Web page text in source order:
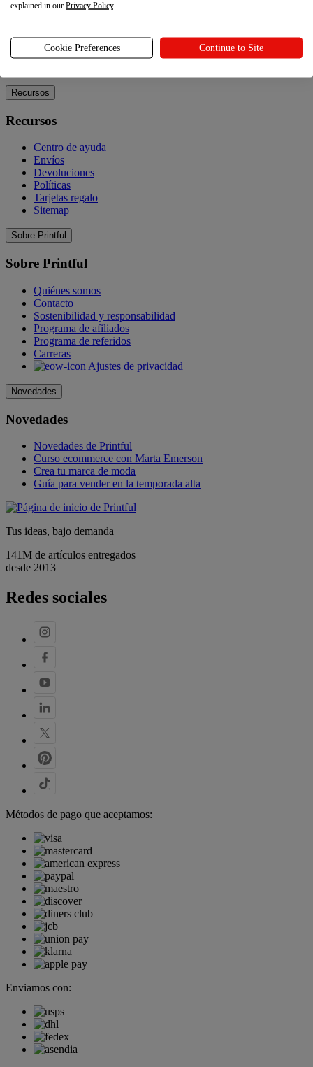
Explora
Blog
Tutoriales Printful
Recursos
Recursos
Centro de ayuda
Envíos
Devoluciones
Políticas
Tarjetas regalo
Sitemap
Sobre Printful
Sobre Printful
Quiénes somos
Contacto
Sostenibilidad y responsabilidad
Programa de afiliados
Programa de referidos
Carreras
Ajustes de privacidad
Novedades
Novedades
Novedades de Printful
Curso ecommerce con Marta Emerson
Crea tu marca de moda
Guía para vender en la temporada alta
Tus ideas, bajo demanda
141M de artículos entregados
desde 2013
Redes sociales
Métodos de pago que aceptamos:
Enviamos con:
explained in our Privacy Policy.
Cookie Preferences Continue to Site